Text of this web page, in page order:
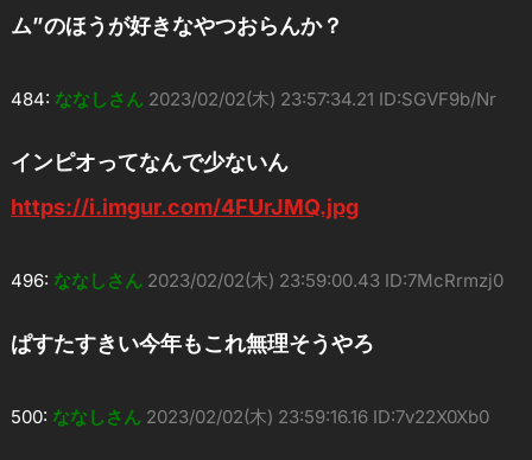
ム”のほうが好きなやつおらんか？
484: ななしさん 2023/02/02(木) 23:57:34.21 ID:SGVF9b/Nr
インピオってなんで少ないん
https://i.imgur.com/4FUrJMQ.jpg
496: ななしさん 2023/02/02(木) 23:59:00.43 ID:7McRrmzj0
ぱすたすきい今年もこれ無理そうやろ
500: ななしさん 2023/02/02(木) 23:59:16.16 ID:7v22X0Xb0